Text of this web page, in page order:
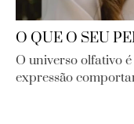
O QUE O SEU
O universo olfativo
expressão